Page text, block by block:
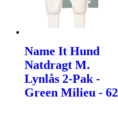
Name It Hund
Natdragt M.
Lynlås 2-Pak -
Green Milieu - 62